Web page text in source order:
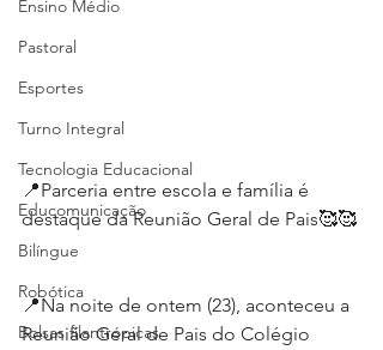
Ensino Médio
Pastoral
Esportes
Turno Integral
Tecnologia Educacional
Educomunicação
Bilíngue
Robótica
Bolsas filantrópicas
📍Parceria entre escola e família é
destaque da Reunião Geral de Pais🥰🥰
📍Na noite de ontem (23), aconteceu a
Reunião Geral de Pais do Colégio